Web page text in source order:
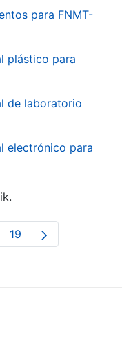
para FNMT-
plástico para
de laboratorio
electrónico para
Pages Use
Orrialdea
19